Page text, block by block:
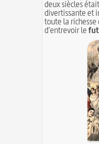
deux siècles
divertissante et
toute la richesse
d'entrevoir le